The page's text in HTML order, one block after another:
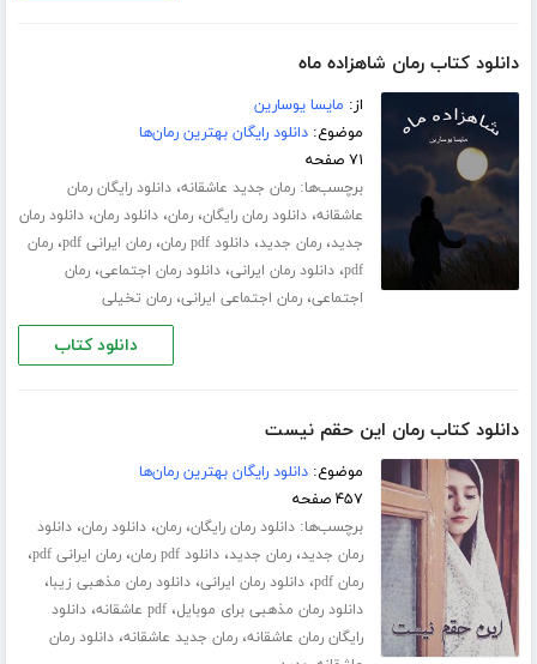
دانلود کتاب رمان شاهزاده ماه
از: مایسا یوسارین
موضوع:دانلود رایگان بهترین رمان‌ها
۷۱ صفحه
برچسب‌ها:رمان جدید عاشقانه،دانلود رایگان رمان
عاشقانه،دانلود رمان رایگان،رمان،دانلود رمان،دانلود رمان
جدید،رمان جدید،دانلود pdf رمان ،رمان ایرانی pdf ،رمان
pdf،دانلود رمان ایرانی،دانلود رمان اجتماعی،رمان
اجتماعی،رمان اجتماعی ایرانی،رمان تخیلی
دانلود کتاب
دانلود کتاب رمان این حقم نیست
موضوع:دانلود رایگان بهترین رمان‌ها
۴۵۷ صفحه
برچسب‌ها:دانلود رمان رایگان،رمان،دانلود رمان،دانلود
رمان جدید،رمان جدید،دانلود pdf رمان ،رمان ایرانی pdf ،
رمان pdf ،دانلود رمان ایرانی،دانلود رمان مذهبی زیبا،
دانلود رمان مذهبی برای موبایل،pdf عاشقانه ،دانلود
رایگان رمان عاشقانه،رمان جدید عاشقانه،دانلود رمان